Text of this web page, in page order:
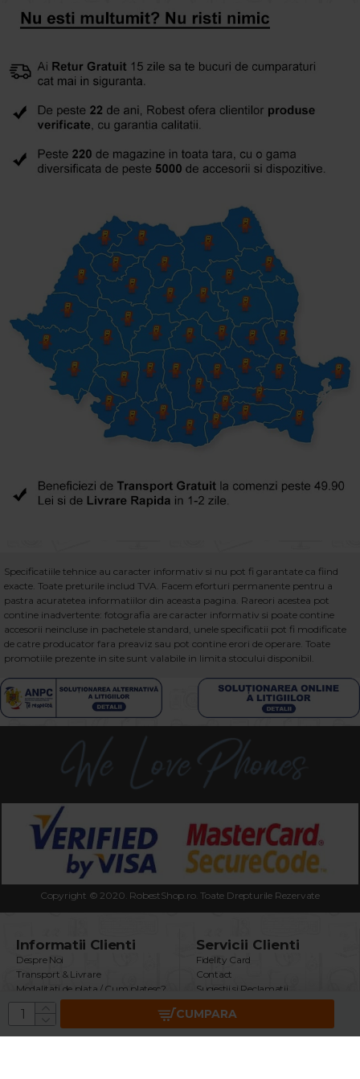
CUMPARA
Specificatiile tehnice au caracter informativ si nu pot fi garantate ca fiind
exacte. Toate preturile includ TVA. Facem eforturi permanente pentru a
pastra acuratetea informatiilor din aceasta pagina. Rareori acestea pot
contine inadvertente: fotografia are caracter informativ si poate contine
accesorii neincluse in pachetele standard, unele specificatii pot fi modificate
de catre producator fara preaviz sau pot contine erori de operare. Toate
promotiile prezente in site sunt valabile in limita stocului disponibil.
Copyright © 2020. RobestShop.ro. Toate Drepturile Rezervate
Informatii Clienti
Despre Noi
Transport & Livrare
Modalitati de plata / Cum platesc?
Termeni & Conditii
Politica Confidentialitate
Securitatea Datelor GDPR
Servicii Clienti
Fidelity Card
Contact
Sugestii si Reclamatii
Intrebari Frecvente
Returnare Produs
Garantie Produse